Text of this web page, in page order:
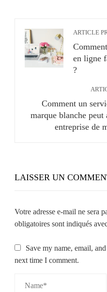
ARTICLE
en ligne
?
Comment un
marque blanche peut
entreprise de
LAISSER UN
Votre adresse e-mail ne sera
obligatoires sont indiqués
Save my name, email,
next time I comment.